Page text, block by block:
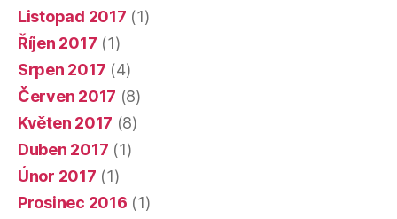
Listopad 2017 (1)
Říjen 2017 (1)
Srpen 2017 (4)
Červen 2017 (8)
Květen 2017 (8)
Duben 2017 (1)
Únor 2017 (1)
Prosinec 2016 (1)